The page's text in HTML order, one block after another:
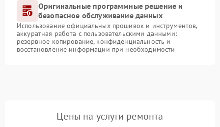
Оригинальные программные решение и
безопасное обслуживание данных
Использование официальных прошивок и инструментов,
аккуратная работа с пользовательскими данными:
резервное копирование, конфиденциальность и
восстановление информации при необходимости
Цены на услуги ремонта